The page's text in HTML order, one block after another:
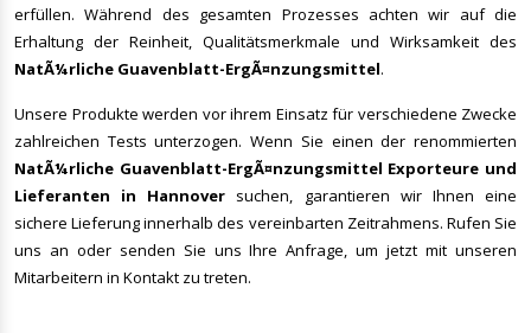
erfüllen. Während des gesamten Prozesses achten wir auf die
Erhaltung der Reinheit, Qualitätsmerkmale und Wirksamkeit des
NatÃ¼rliche Guavenblatt-ErgÃ¤nzungsmittel.
Unsere Produkte werden vor ihrem Einsatz für verschiedene Zwecke
zahlreichen Tests unterzogen. Wenn Sie einen der renommierten
NatÃ¼rliche Guavenblatt-ErgÃ¤nzungsmittel Exporteure und
Lieferanten in Hannover suchen, garantieren wir Ihnen eine
sichere Lieferung innerhalb des vereinbarten Zeitrahmens. Rufen Sie
uns an oder senden Sie uns Ihre Anfrage, um jetzt mit unseren
Mitarbeitern in Kontakt zu treten.